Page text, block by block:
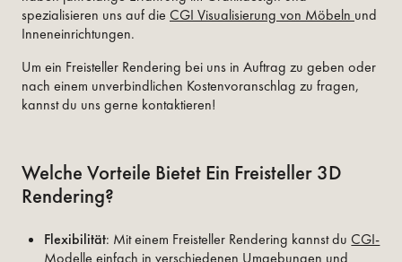
spezialisieren uns auf die CGI Visualisierung von Möbeln und
Inneneinrichtungen.
Um ein Freisteller Rendering bei uns in Auftrag zu geben oder
nach einem unverbindlichen Kostenvoranschlag zu fragen,
kannst du uns gerne kontaktieren!
Welche Vorteile Bietet Ein Freisteller 3D
Rendering?
Flexibilität: Mit einem Freisteller Rendering kannst duCGI-
Modelle einfach in verschiedenen Umgebungen und